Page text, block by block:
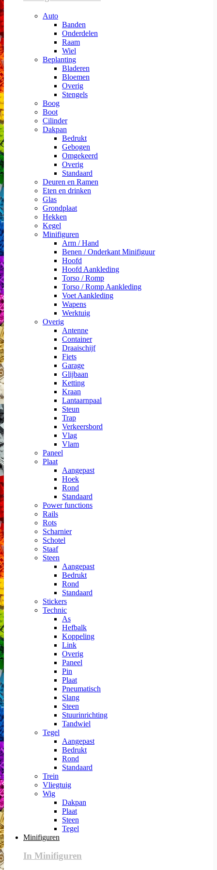
Auto
Banden
Onderdelen
Raam
Wiel
Beplanting
Bladeren
Bloemen
Overig
Stengels
Boog
Boot
Cilinder
Dakpan
Bedrukt
Gebogen
Omgekeerd
Overig
Standaard
Deuren en Ramen
Eten en drinken
Glas
Grondplaat
Hekken
Kegel
Minifiguren
Arm / Hand
Benen / Onderkant Minifiguur
Hoofd
Hoofd Aankleding
Torso / Romp
Torso / Romp Aankleding
Voet Aankleding
Wapens
Werktuig
Overig
Antenne
Container
Draaischijf
Fiets
Garage
Glijbaan
Ketting
Kraan
Lantaarnpaal
Steun
Trap
Verkeersbord
Vlag
Vlam
Paneel
Plaat
Aangepast
Hoek
Rond
Standaard
Power functions
Rails
Rots
Scharnier
Schotel
Staaf
Steen
Aangepast
Bedrukt
Rond
Standaard
Stickers
Technic
As
Hefbalk
Koppeling
Link
Overig
Paneel
Pin
Plaat
Pneumatisch
Slang
Steen
Stuurinrichting
Tandwiel
Tegel
Aangepast
Bedrukt
Rond
Standaard
Trein
Vliegtuig
Wig
Dakpan
Plaat
Steen
Tegel
Minifiguren
In Minifiguren